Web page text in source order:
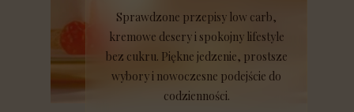
Sprawdzone przepisy low carb,
kremowe desery i spokojny lifestyle
bez cukru. Piękne jedzenie, prostsze
wybory i nowoczesne podejście do
codzienności.